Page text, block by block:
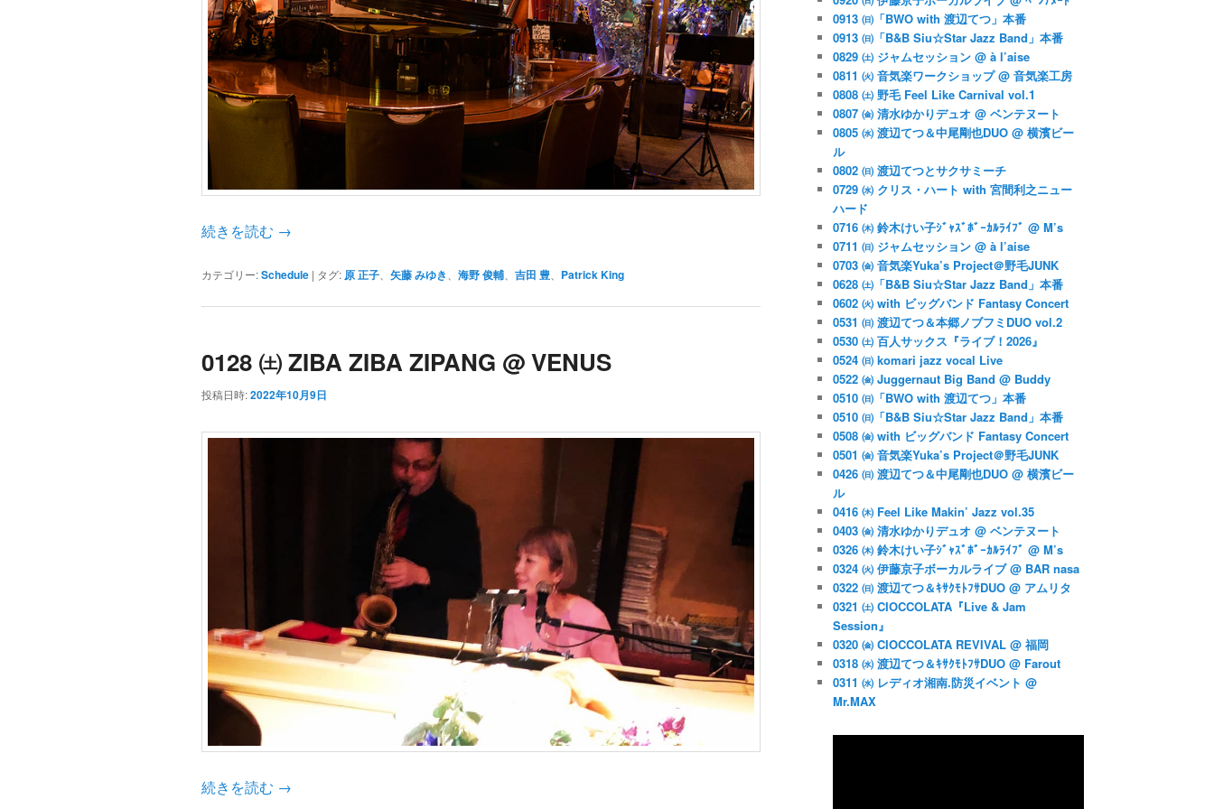
ツ
へ
移
へ
移
動
続きを読む →
カテゴリー: Schedule | タグ: 原 正子、 矢藤 みゆき 海野 俊輔、 吉田 豊、 Patrick King
0128 ㈯ ZIBA ZIBA ZIPANG @ VENUS
投稿日時:2022年10月9日
続きを読む →
0913 ㈰「BWO with 渡辺てつ」本番
0913 ㈰「B&B Siu☆Star Jazz Band」本番
0829 ㈯ ジャムセッション @ à l’aise
0811 ㈫ 音気楽ワークショップ @ 音気楽工房
0808 ㈯ 野毛 Feel Like Carnival vol.1
0807 ㈮ 清水ゆかりデュオ @ ベンテヌート
0805 ㈬ 渡辺てつ＆中尾剛也DUO @ 横濱ビー
ル
0802 ㈰ 渡辺てつとサクサミーチ
0729 ㈬ クリス・ハート with 宮間利之ニュー
ハード
0716 ㈭ 鈴木けい子ｼﾞｬｽﾞﾎﾞｰｶﾙﾗｲﾌﾞ @ M’s
0711 ㈰ ジャムセッション @ à l’aise
0703 ㈮ 音気楽Yuka’s Project＠野毛JUNK
0628 ㈯「B&B Siu☆Star Jazz Band」本番
0602 ㈫ with ビッグバンド Fantasy Concert
0531 ㈰ 渡辺てつ＆本郷ノブフミDUO vol.2
0530 ㈯ 百人サックス『ライブ！2026』
0524 ㈰ komari jazz vocal Live
0522 ㈮ Juggernaut Big Band @ Buddy
0510 ㈰「BWO with 渡辺てつ」本番
0510 ㈰「B&B Siu☆Star Jazz Band」本番
0508 ㈮ with ビッグバンド Fantasy Concert
0501 ㈮ 音気楽Yuka’s Project＠野毛JUNK
0426 ㈰ 渡辺てつ＆中尾剛也DUO @ 横濱ビー
ル
0416 ㈭ Feel Like Makin’ Jazz vol.35
0403 ㈮ 清水ゆかりデュオ @ ベンテヌート
0326 ㈭ 鈴木けい子ｼﾞｬｽﾞﾎﾞｰｶﾙﾗｲﾌﾞ @ M’s
0324 ㈫ 伊藤京子ボーカルライブ @ BAR nasa
0322 ㈰ 渡辺てつ＆ｷｻｸﾓﾄﾌｻDUO @ アムリタ
0321 ㈯ CIOCCOLATA『Live & Jam
Session』
0320 ㈮ CIOCCOLATA REVIVAL @ 福岡
0318 ㈬ 渡辺てつ＆ｷｻｸﾓﾄﾌｻDUO @ Farout
0311 ㈬ レディオ湘南.防災イベント @
Mr.MAX